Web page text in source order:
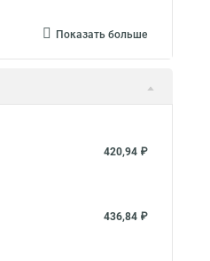
Показать больше
420,94 ₽
436,84 ₽